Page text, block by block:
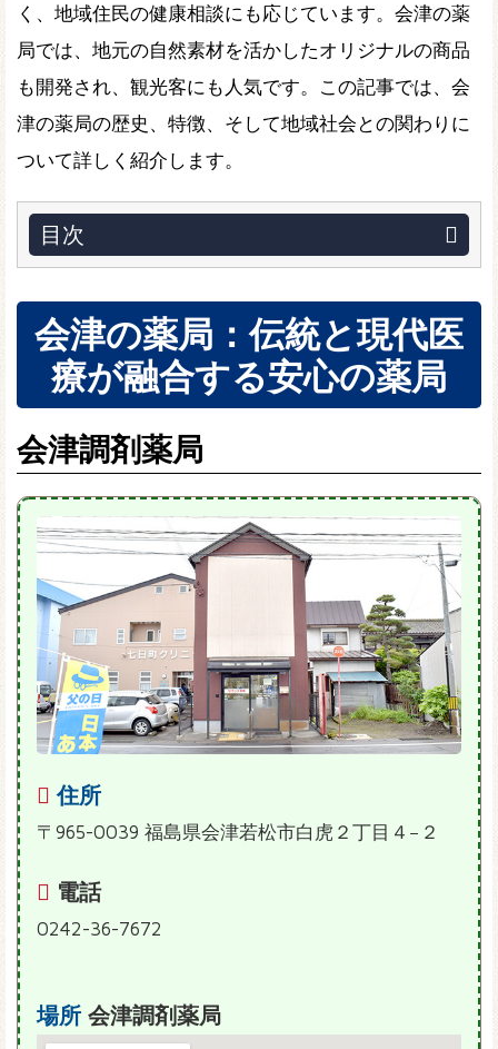
く、地域住民の健康相談にも応じています。会津の薬
局では、地元の自然素材を活かしたオリジナルの商品
も開発され、観光客にも人気です。この記事では、会
津の薬局の歴史、特徴、そして地域社会との関わりに
ついて詳しく紹介します。
目次
会津の薬局：伝統と現代医
療が融合する安心の薬局
会津調剤薬局
住所
〒965-0039 福島県会津若松市白虎２丁目４−２
電話
0242-36-7672
場所 会津調剤薬局